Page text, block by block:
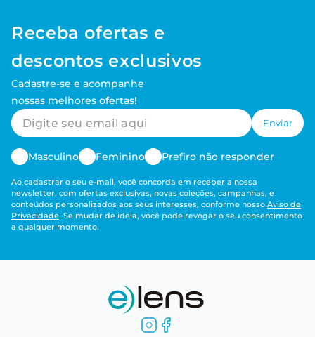
Receba ofertas e
descontos exclusivos
Cadastre-se e acompanhe
nossas melhores ofertas!
Enviar
Masculino Feminino Prefiro não responder
Ao cadastrar o seu e-mail, você concorda em receber a nossa
newsletter, com ofertas exclusivas, novas coleções, campanhas, e
conteúdos personalizados aos seus interesses, conforme nosso Aviso de
Privacidade. Se mudar de ideia, você pode revogar o seu consentimento
a qualquer momento.